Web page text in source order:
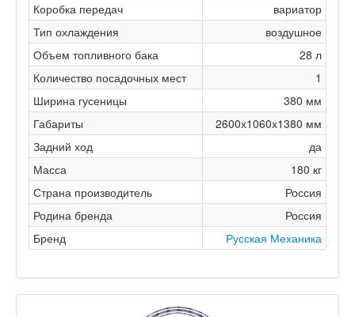
Коробка передач
вариатор
Тип охлаждения
воздушное
Объем топливного бака
28 л
Количество посадочных мест
1
Ширина гусеницы
380 мм
Габариты
2600х1060х1380 мм
Задний ход
да
Масса
180 кг
Страна производитель
Россия
Родина бренда
Россия
Бренд
Русская Механика